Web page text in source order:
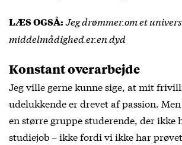
LÆS OGSÅ:Jeg drømmer om et
middelmådighed er en dyd
Konstant overarbejde
Jeg ville gerne kunne sige, at mit
udelukkende er drevet af passion.
en større gruppe studerende, der ikke
studiejob – ikke fordi vi ikke har